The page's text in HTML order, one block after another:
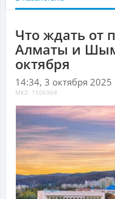
Что ждать от
Алматы и
октября
14:34, 3 октября 2025
MKZ: 1506968